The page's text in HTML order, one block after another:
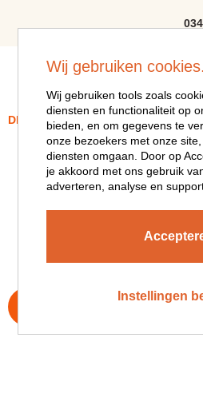
DE HEEREN VAN MONTFOORT
WELKOM IN
RESTAURANT
sfeer van Zuid-Frankrijk – binnen
Wij gebruiken cookies.
Wij gebruiken tools zoals
diensten en functionaliteit op
bieden, en om gegevens te
onze bezoekers met onze
diensten omgaan. Door op
je akkoord met ons gebruik
adverteren, analyse en
Instellingen